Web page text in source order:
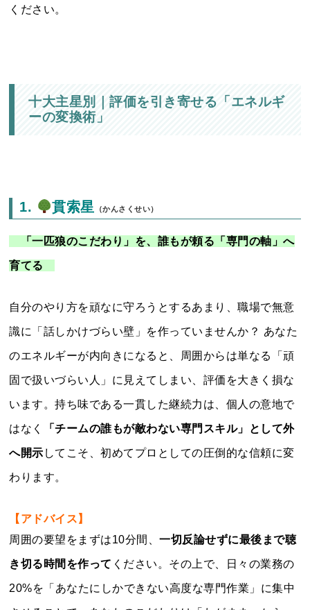
ください。
十大主星別｜評価を引き寄せる「エネルギ
ーの変換術」
1. 貫索星 （かんさくせい）
「一匹狼のこだわり」を、誰もが頼る「専門の軸」へ
育てる
自分のやり方を頑なに守ろうとするあまり、職場で無意
識に「話しかけづらい壁」を作っていませんか？ あなた
のエネルギーが内向きになると、周囲からは単なる「頑
固で扱いづらい人」に見えてしまい、評価を大きく損な
います。持ち味である一貫した継続力は、個人の意地で
はなく 「チームの誰もが敵わない専門スキル」として外
へ開示 してこそ、初めてプロとしての圧倒的な信頼に変
わります。
【アドバイス】
周囲の要望をまずは10分間、一切反論せずに最後まで聴
き切る時間を作って ください。その上で、日々の業務の
20%を「あなたにしかできない高度な専門作業」に集中